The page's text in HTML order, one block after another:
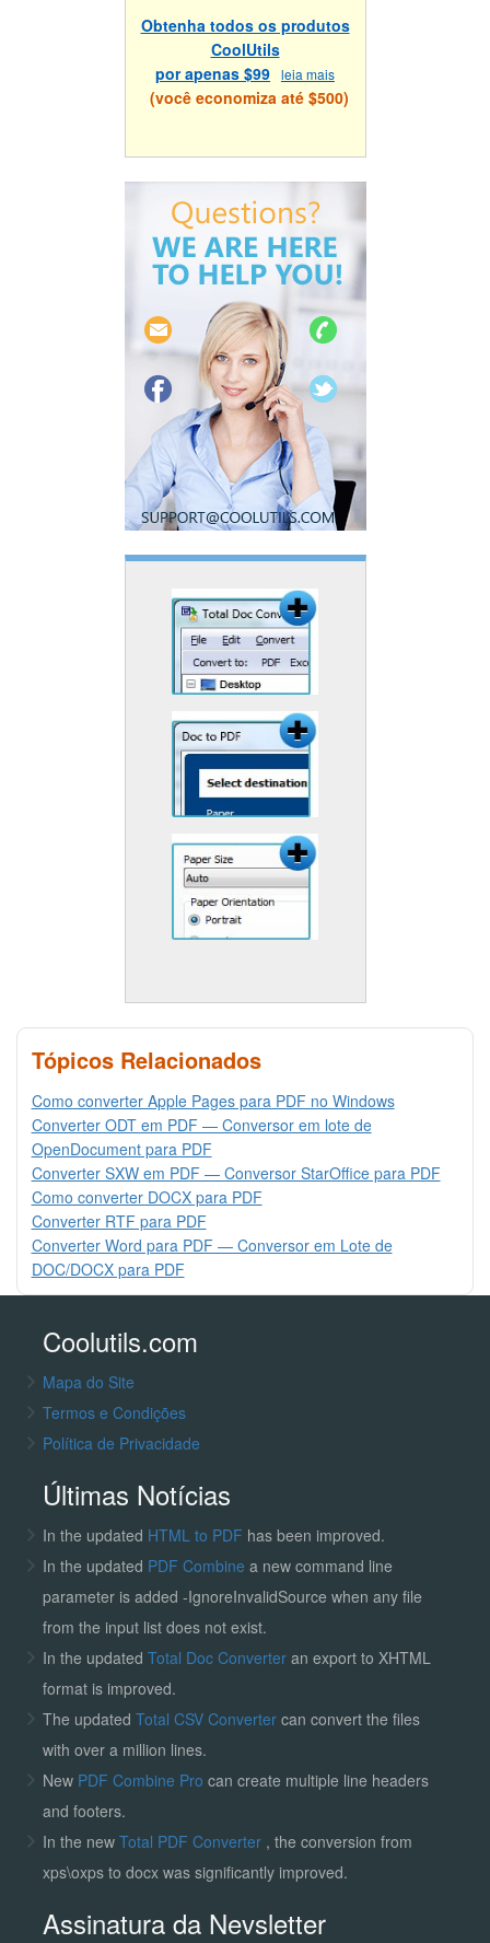
Obtenha todos os produtos
CoolUtils
por apenas $99 leia mais
(você economiza até $500)
Tópicos Relacionados
Como converter Apple Pages para PDF no Windows
Converter ODT em PDF — Conversor em lote de
OpenDocument para PDF
Converter SXW em PDF — Conversor StarOffice para PDF
Como converter DOCX para PDF
Converter RTF para PDF
Converter Word para PDF — Conversor em Lote de
DOC/DOCX para PDF
Coolutils.com
Mapa do Site
Termos e Condições
Política de Privacidade
Últimas Notícias
In the updated HTML to PDF has been improved.
In the updated PDF Combine a new command line
parameter is added -IgnoreInvalidSource when any file
from the input list does not exist.
In the updated Total Doc Converter an export to XHTML
format is improved.
The updated Total CSV Convertercan convert the files
with over a million lines.
New PDF Combine Pro can create multiple line headers
and footers.
In the new Total PDF Converter , the conversion from
xps\oxps to docx was significantly improved.
Assinatura da Nevsletter